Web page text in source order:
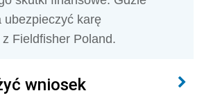
ubezpieczyć karę
Fieldfisher Poland.
wniosek